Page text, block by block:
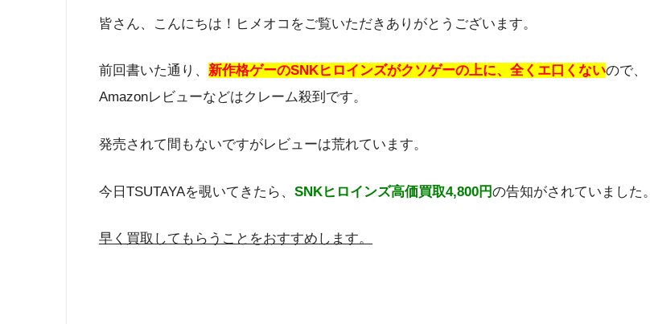
皆さん、こんにちは！ヒメオコをご覧いただきありがとうございます。
前回書いた通り、 新作格ゲーのSNKヒロインズがクソゲーの上に、全くエ口くないので、
Amazonレビューなどはクレーム殺到です。
発売されて間もないですがレビューは荒れています。
今日TSUTAYAを覗いてきたら、 SNKヒロインズ高価買取4,800円の告知がされていました。
早く買取してもらうことをおすすめします。